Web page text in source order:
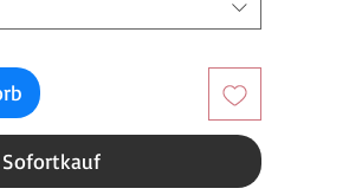
Sofortkauf